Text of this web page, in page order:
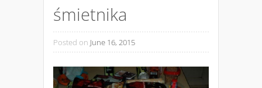
śmietnika
Posted on June 16, 2015